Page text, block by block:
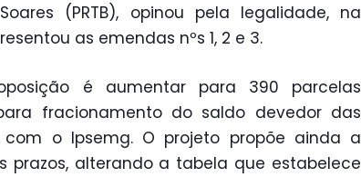
(PRTB), opinou pela legalidade, na
as emendas nºs 1, 2 e 3.
é aumentar para 390 parcelas
fracionamento do saldo devedor das
o Ipsemg. O projeto propõe ainda a
prazos, alterando a tabela que estabelece